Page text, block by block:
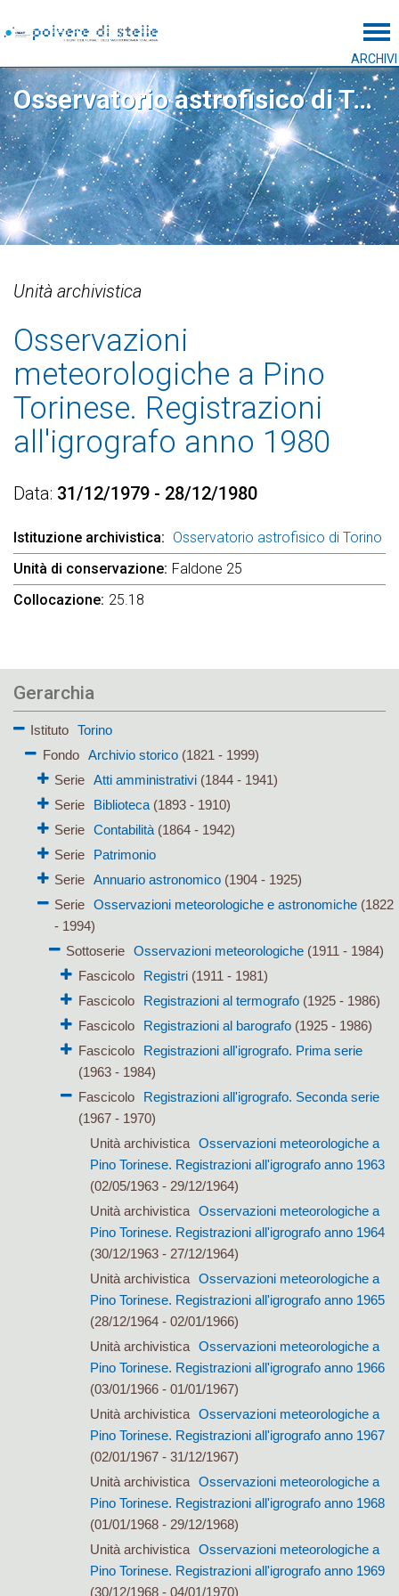
ARCHIVI
Osservatorio astrofisico di Torino
Unità archivistica
Osservazioni
meteorologiche a Pino
Torinese. Registrazioni
all'igrografo anno 1980
Data 31/12/1979 - 28/12/1980
Istituzione archivistica
Osservatorio astrofisico di Torino
Unità di conservazione Faldone 25
Collocazione 25.18
Gerarchia
Istituto
Torino
Fondo
Archivio storico(1821 - 1999)
Serie Atti amministrativi(1844 - 1941)
Serie
Biblioteca(1893 - 1910)
Serie Contabilità(1864 - 1942)
Serie
Patrimonio
Serie Annuario astronomico(1904 - 1925)
Serie Osservazioni meteorologiche e astronomiche(1822
- 1994)
Sottoserie
Osservazioni meteorologiche (1911 - 1984)
Fascicolo
Registri(1911 - 1981)
Fascicolo
Registrazioni al termografo(1925 - 1986)
Fascicolo
Registrazioni al barografo(1925 - 1986)
Fascicolo
Registrazioni all'igrografo. Prima serie
(1963 - 1984)
Fascicolo
Registrazioni all'igrografo. Seconda serie
(1967 - 1970)
Unità archivistica Osservazioni meteorologiche a
Pino Torinese. Registrazioni all'igrografo anno 1963
(02/05/1963 - 29/12/1964)
Unità archivistica Osservazioni meteorologiche a
Pino Torinese. Registrazioni all'igrografo anno 1964
(30/12/1963 - 27/12/1964)
Unità archivistica Osservazioni meteorologiche a
Pino Torinese. Registrazioni all'igrografo anno 1965
(28/12/1964 - 02/01/1966)
Unità archivistica Osservazioni meteorologiche a
Pino Torinese. Registrazioni all'igrografo anno 1966
(03/01/1966 - 01/01/1967)
Unità archivistica Osservazioni meteorologiche a
Pino Torinese. Registrazioni all'igrografo anno 1967
(02/01/1967 - 31/12/1967)
Unità archivistica Osservazioni meteorologiche a
Pino Torinese. Registrazioni all'igrografo anno 1968
(01/01/1968 - 29/12/1968)
Unità archivistica Osservazioni meteorologiche a
Pino Torinese. Registrazioni all'igrografo anno 1969
(30/12/1968 - 04/01/1970)